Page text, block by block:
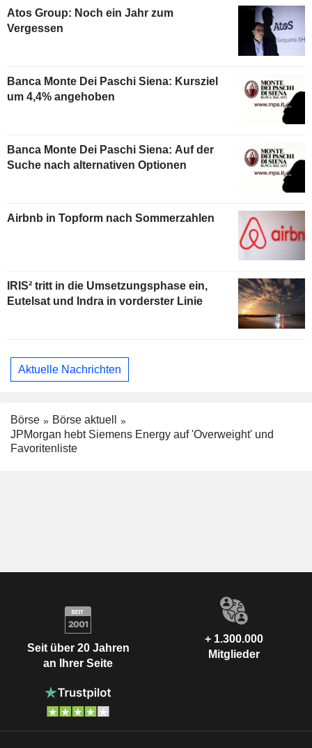
Atos Group: Noch ein Jahr zum
Vergessen
Banca Monte Dei Paschi Siena: Kursziel
um 4,4% angehoben
Banca Monte Dei Paschi Siena: Auf der
Suche nach alternativen Optionen
Airbnb in Topform nach Sommerzahlen
IRIS² tritt in die Umsetzungsphase ein,
Eutelsat und Indra in vorderster Linie
Aktuelle Nachrichten
Börse
Börse aktuell
JPMorgan hebt Siemens Energy auf 'Overweight' und
Favoritenliste
Seit über 20 Jahren
an Ihrer Seite
+ 1.300.000
Mitglieder